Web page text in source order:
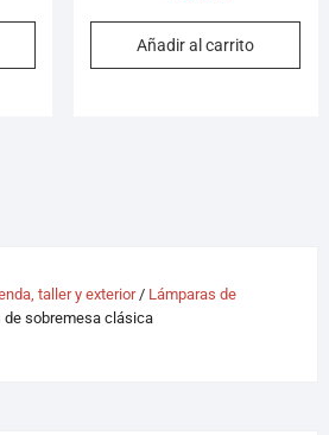
Añadir al carrito
taller y exterior/ Lámparas de
sobremesa clásica